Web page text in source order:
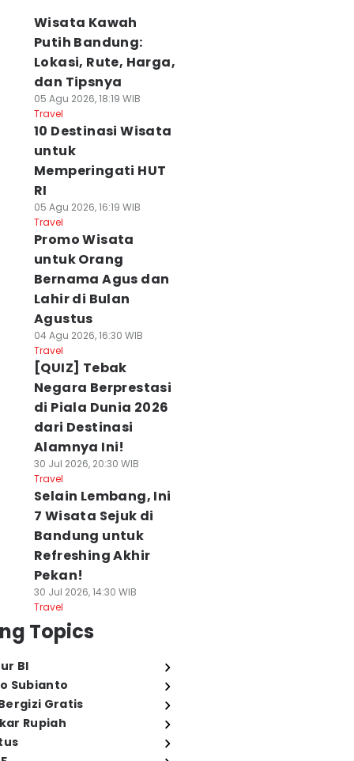
Wisata Kawah
Putih Bandung:
Lokasi, Rute, Harga,
dan Tipsnya
05 Agu 2026, 18:19 WIB
Travel
10 Destinasi Wisata
untuk
Memperingati HUT
RI
05 Agu 2026, 16:19 WIB
Travel
Promo Wisata
untuk Orang
Bernama Agus dan
Lahir di Bulan
Agustus
04 Agu 2026, 16:30 WIB
Travel
[QUIZ] Tebak
Negara Berprestasi
di Piala Dunia 2026
dari Destinasi
Alamnya Ini!
30 Jul 2026, 20:30 WIB
Travel
Selain Lembang, Ini
7 Wisata Sejuk di
Bandung untuk
Refreshing Akhir
Pekan!
30 Jul 2026, 14:30 WIB
Travel
Topics
BI
Subianto
Gratis
Rupiah